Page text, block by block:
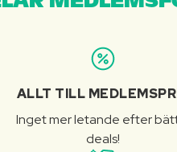
ALLT TILL
Inget mer letande efter
deals!